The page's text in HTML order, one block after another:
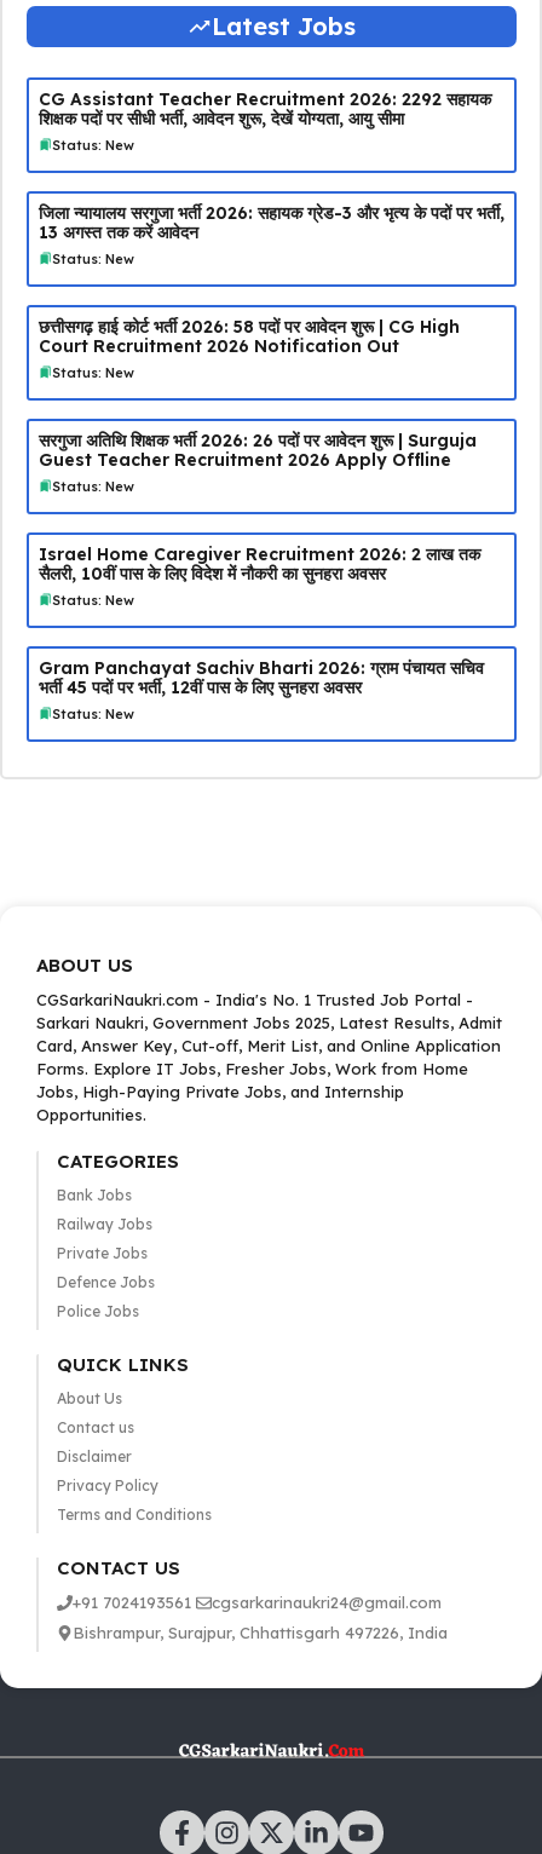
Latest Jobs
CG Assistant Teacher Recruitment 2026: 2292 सहायक
शिक्षक पदों पर सीधी भर्ती, आवेदन शुरू, देखें योग्यता, आयु सीमा
Status: New
जिला न्यायालय सरगुजा भर्ती 2026: सहायक ग्रेड-3 और भृत्य के पदों पर भर्ती,
13 अगस्त तक करें आवेदन
Status: New
छत्तीसगढ़ हाई कोर्ट भर्ती 2026: 58 पदों पर आवेदन शुरू | CG High
Court Recruitment 2026 Notification Out
Status: New
सरगुजा अतिथि शिक्षक भर्ती 2026: 26 पदों पर आवेदन शुरू | Surguja
Guest Teacher Recruitment 2026 Apply Offline
Status: New
Israel Home Caregiver Recruitment 2026: ₹2 लाख तक
सैलरी, 10वीं पास के लिए विदेश में नौकरी का सुनहरा अवसर
Status: New
Gram Panchayat Sachiv Bharti 2026: ग्राम पंचायत सचिव
भर्ती 45 पदों पर भर्ती, 12वीं पास के लिए सुनहरा अवसर
Status: New
ABOUT US
CGSarkariNaukri.com - India's No. 1 Trusted Job Portal -
Sarkari Naukri, Government Jobs 2025, Latest Results, Admit
Card, Answer Key, Cut-off, Merit List, and Online Application
Forms. Explore IT Jobs, Fresher Jobs, Work from Home
Jobs, High-Paying Private Jobs, and Internship
Opportunities.
CATEGORIES
Bank Jobs
Railway Jobs
Private Jobs
Defence Jobs
Police Jobs
QUICK LINKS
About Us
Contact us
Disclaimer
Privacy Policy
Terms and Conditions
CONTACT US
+91 7024193561
cgsarkarinaukri24@gmail.com
Bishrampur, Surajpur, Chhattisgarh 497226, India